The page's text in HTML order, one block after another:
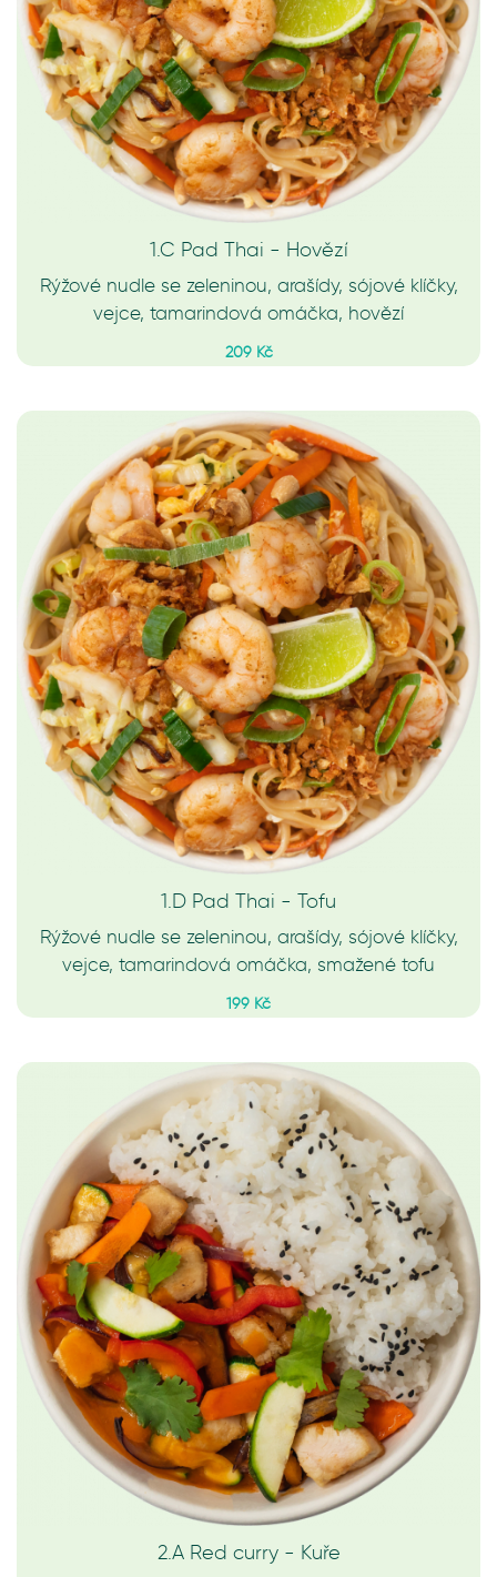
1.C Pad Thai - Hovězí
Rýžové nudle se zeleninou, arašídy, sójové klíčky,
vejce, tamarindová omáčka, hovězí
209 Kč
1.D Pad Thai - Tofu
Rýžové nudle se zeleninou, arašídy, sójové klíčky,
vejce, tamarindová omáčka, smažené tofu
199 Kč
2.A Red curry - Kuře